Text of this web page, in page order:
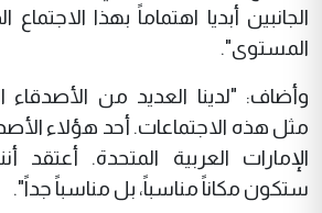
الجانبين أبديا اهتماماً بهذا
المستوى".
وأضاف: "لدينا العديد من
مثل هذه الاجتماعات. أحد هؤلاء
الإمارات العربية المتحدة. أعتقد
ستكون مكاناً مناسباً، بل مناسباً جداً".